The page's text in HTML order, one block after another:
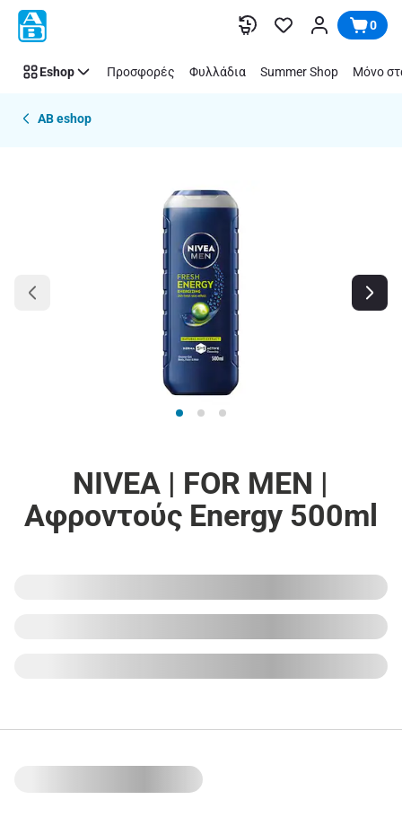
Παράλειψη 0
Eshop Προσφορές Φυλλάδια Summer Shop Μόνο
AB eshop
NIVEA | FOR MEN |
Αφροντούς Energy 500ml